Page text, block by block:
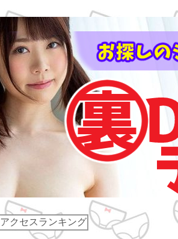
アクセスランキング